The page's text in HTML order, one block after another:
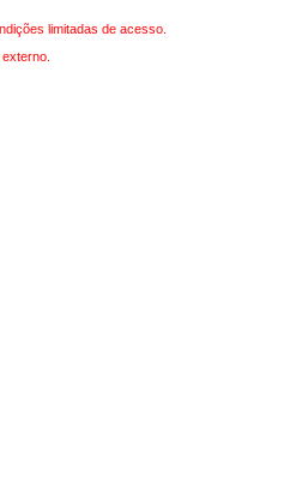
limitadas de acesso.